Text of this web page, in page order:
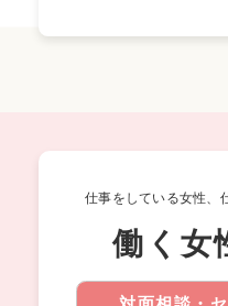
仕事をしている女性、
働く女